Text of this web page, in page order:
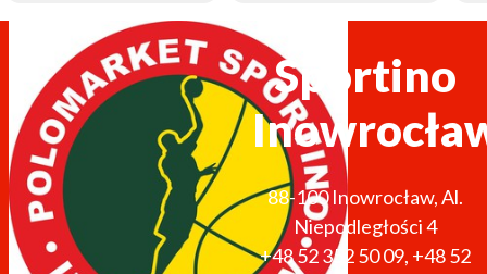
Sportino
88-100 Inowrocław,Al.
Niepodległości 4
+48 52 352 50 09, +48 52